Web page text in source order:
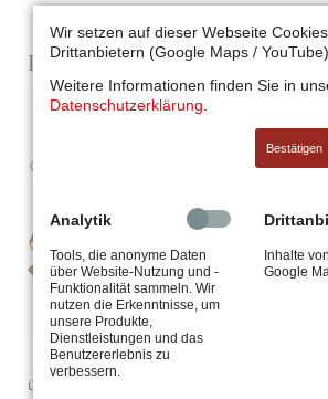
Das Wappen
Das von uns
aus zwei Teilen
handelt es sich um
"Fortis Et Fidus"
Treu).
Zum zweiten haben
das Wappenschild
Ruppichteroth
übersetzt etwa: "Oh, Du schöner Berg".
Wir setzen auf dieser Webseite
Drittanbietern (Google Maps / YouTube)
Weitere Informationen finden Sie in
Datenschutzerklärung
Bestätigen
Analytik
Tools, die anonyme Daten
über Website-Nutzung und -
Funktionalität sammeln. Wir
nutzen die Erkenntnisse, um
unsere Produkte,
Dienstleistungen und das
Benutzererlebnis zu
verbessern.
Inhalte
Google